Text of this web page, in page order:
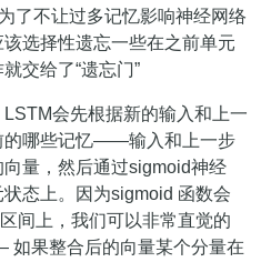
了不让过多记忆影响神经网络
选择性遗忘一些在之前单元
交给了“遗忘门”
会先根据新的输入和上一
的哪些记忆——输入和上一步
量，然后通过sigmoid神经
态上。因为sigmoid 函数会
间上，我们可以非常直觉的
果整合后的向量某个分量在